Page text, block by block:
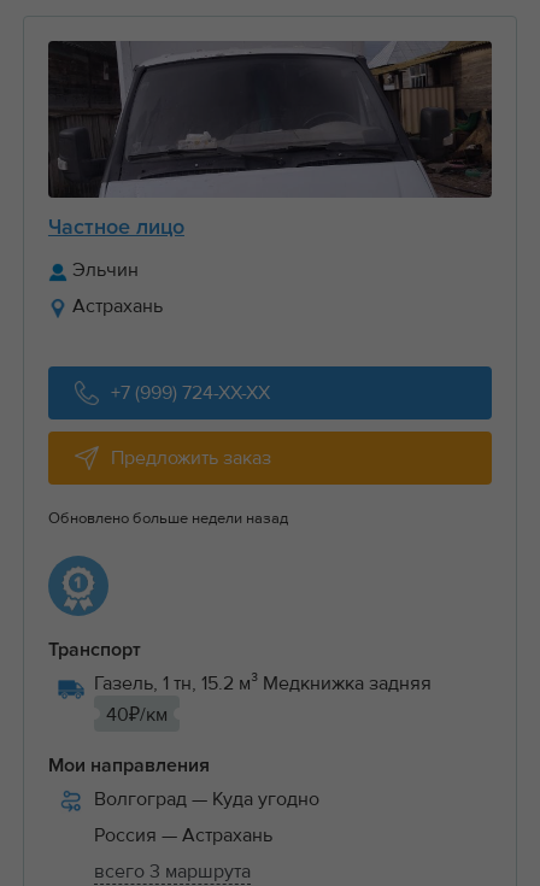
Частное лицо
Эльчин
Астрахань
+7 (999) 724-XX-XX
Предложить заказ
Обновлено больше недели назад
Транспорт
Газель, 1 тн, 15.2 м³ Медкнижка задняя
40₽/км
Мои направления
Волгоград — Куда угодно
Россия — Астрахань
всего 3 маршрута